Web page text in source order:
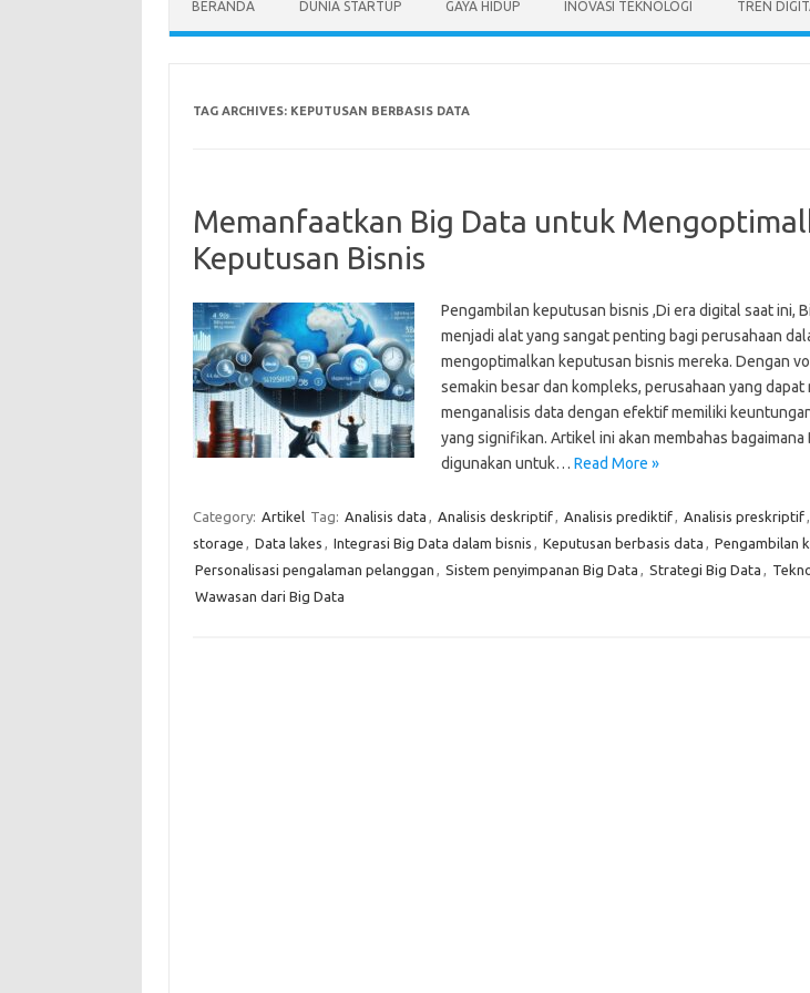
BERANDA DUNIA STARTUP GAYA HIDUP INOVASI TEKNOLOGI TREN
TAG ARCHIVES: KEPUTUSAN BERBASIS DATA
Memanfaatkan Big Data untuk
Keputusan Bisnis
Pengambilan keputusan bisnis ,Di era digital saat ini,
menjadi alat yang sangat penting bagi perusahaan
mengoptimalkan keputusan bisnis mereka. Dengan
semakin besar dan kompleks, perusahaan yang
menganalisis data dengan efektif memiliki
yang signifikan. Artikel ini akan membahas bagaimana
digunakan untuk… Read More »
Category: Artikel Tag: Analisis data , Analisis deskriptif, Analisis prediktif, Analisis preskriptif,
storage , Data lakes , Integrasi Big Data dalam bisnis , Keputusan berbasis data , Pengambilan
Personalisasi pengalaman pelanggan , Sistem penyimpanan Big Data , Strategi Big Data ,
Wawasan dari Big Data